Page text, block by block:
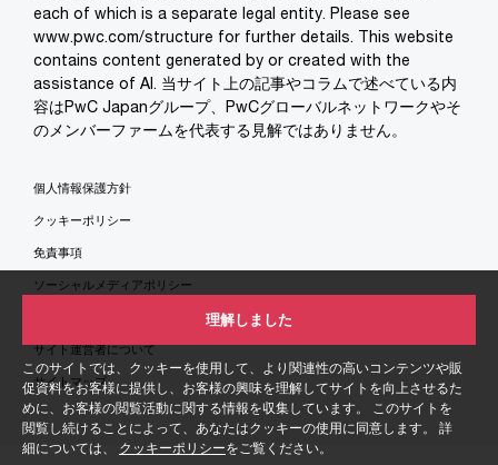
このサイトでは、クッキーを使用して、より関連性の高いコンテンツや販
促資料をお客様に提供し、お客様の興味を理解してサイトを向上させるた
めに、お客様の閲覧活動に関する情報を収集しています。 このサイトを
閲覧し続けることによって、あなたはクッキーの使用に同意します。 詳
細については、 クッキーポリシーをご覧ください。
理解しました
each of which is a separate legal entity. Please see
www.pwc.com/structure for further details. This website
contains content generated by or created with the
assistance of AI. 当サイト上の記事やコラムで述べている内
容はPwC Japanグループ、PwCグローバルネットワークやそ
のメンバーファームを代表する見解ではありません。
個人情報保護方針
クッキーポリシー
免責事項
ソーシャルメディアポリシー
サイト運営者について
サイトマップ